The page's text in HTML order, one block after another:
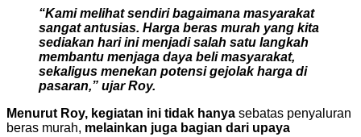
“Kami melihat sendiri bagaimana masyarakat
sangat antusias. Harga beras murah yang kita
sediakan hari ini menjadi salah satu langkah
membantu menjaga daya beli masyarakat,
sekaligus menekan potensi gejolak harga di
pasaran,” ujar Roy.
Menurut Roy, kegiatan ini tidak hanya sebatas penyaluran
beras murah, melainkan juga bagian dari upaya